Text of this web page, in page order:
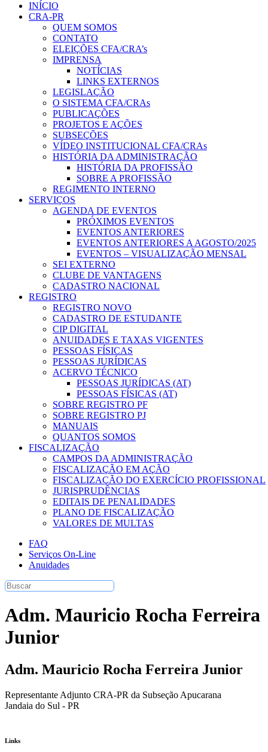
INÍCIO
CRA-PR
QUEM SOMOS
CONTATO
ELEIÇÕES CFA/CRA’s
IMPRENSA
NOTÍCIAS
LINKS EXTERNOS
LEGISLAÇÃO
O SISTEMA CFA/CRAs
PUBLICAÇÕES
PROJETOS E AÇÕES
SUBSEÇÕES
VÍDEO INSTITUCIONAL CFA/CRAs
HISTÓRIA DA ADMINISTRAÇÃO
HISTÓRIA DA PROFISSÃO
SOBRE A PROFISSÃO
REGIMENTO INTERNO
SERVIÇOS
AGENDA DE EVENTOS
PRÓXIMOS EVENTOS
EVENTOS ANTERIORES
EVENTOS ANTERIORES A AGOSTO/2025
EVENTOS – VISUALIZAÇÃO MENSAL
SEI EXTERNO
CLUBE DE VANTAGENS
CADASTRO NACIONAL
REGISTRO
REGISTRO NOVO
CADASTRO DE ESTUDANTE
CIP DIGITAL
ANUIDADES E TAXAS VIGENTES
PESSOAS FÍSICAS
PESSOAS JURÍDICAS
ACERVO TÉCNICO
PESSOAS JURÍDICAS (AT)
PESSOAS FÍSICAS (AT)
SOBRE REGISTRO PF
SOBRE REGISTRO PJ
MANUAIS
QUANTOS SOMOS
FISCALIZAÇÃO
CAMPOS DA ADMINISTRAÇÃO
FISCALIZAÇÃO EM AÇÃO
FISCALIZAÇÃO DO EXERCÍCIO PROFISSIONAL
JURISPRUDÊNCIAS
EDITAIS DE PENALIDADES
PLANO DE FISCALIZAÇÃO
VALORES DE MULTAS
FAQ
Serviços On-Line
Anuidades
Adm. Mauricio Rocha Ferreira
Junior
Adm. Mauricio Rocha Ferreira Junior
Representante Adjunto CRA-PR da Subseção Apucarana
Jandaia do Sul - PR
Links